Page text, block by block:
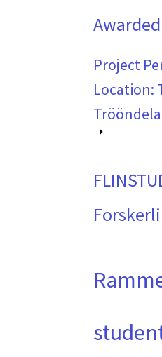
Project
Location: